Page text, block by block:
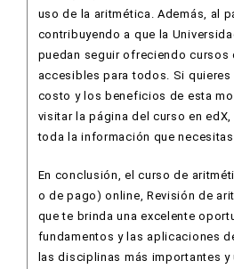
uso de la aritmética. Además, al
contribuyendo a que la
puedan seguir ofreciendo cursos
accesibles para todos. Si quieres
costo y los beneficios de esta
visitar la página del curso en
toda la información que necesitas.
En conclusión, el curso de
o de pago) online, Revisión de
que te brinda una excelente
fundamentos y las aplicaciones
las disciplinas más importantes y